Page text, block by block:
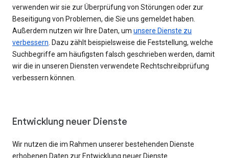
verwenden wir sie zur Überprüfung von Störungen oder zur
Beseitigung von Problemen, die Sie uns gemeldet haben.
Außerdem nutzen wir Ihre Daten, um unsere Dienste zu
verbessern . Dazu zählt beispielsweise die Feststellung, welche
Suchbegriffe am häufigsten falsch geschrieben werden, damit
wir die in unseren Diensten verwendete Rechtschreibprüfung
verbessern können.
Entwicklung neuer Dienste
Wir nutzen die im Rahmen unserer bestehenden Dienste
erhobenen Daten zur Entwicklung neuer Dienste.